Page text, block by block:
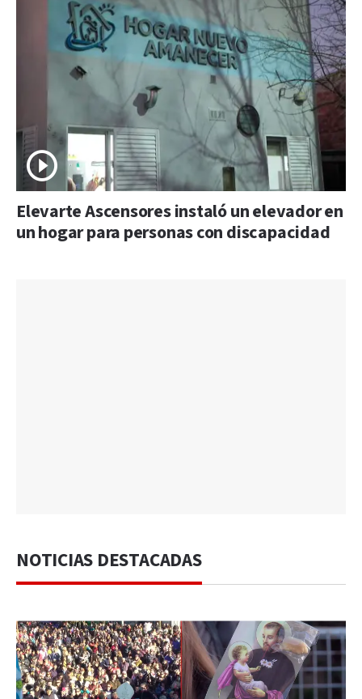
Elevarte Ascensores instaló un elevador en
un hogar para personas con discapacidad
NOTICIAS DESTACADAS